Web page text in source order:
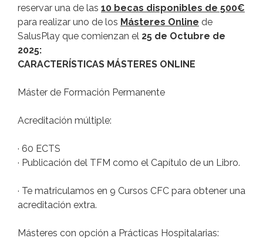
reservar una de las 10 becas disponibles de 500€
para realizar uno de los Másteres Online de
SalusPlay que comienzan el 25 de Octubre de
2025:
CARACTERÍSTICAS MÁSTERES ONLINE
Máster de Formación Permanente
Acreditación múltiple:
· 60 ECTS
· Publicación del TFM como el Capítulo de un Libro.
· Te matriculamos en 9 Cursos CFC para obtener una
acreditación extra.
Másteres con opción a Prácticas Hospitalarias: